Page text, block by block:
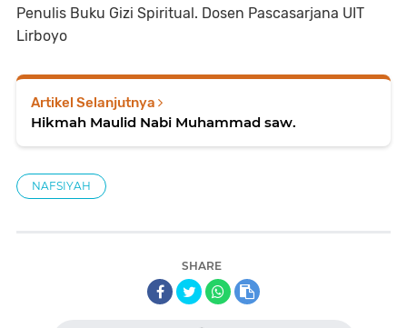
Penulis Buku Gizi Spiritual. Dosen Pascasarjana UIT
Lirboyo
Artikel Selanjutnya
Hikmah Maulid Nabi Muhammad saw.
NAFSIYAH
SHARE